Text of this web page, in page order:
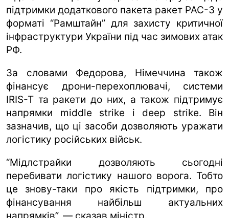
підтримки додаткового пакета ракет PAC-3 у
форматі “Рамштайн” для захисту критичної
інфраструктури України під час зимових атак
РФ.
За словами Федорова, Німеччина також
фінансує дрони-перехоплювачі, системи
IRIS-T та ракети до них, а також підтримує
напрямки middle strike і deep strike. Він
зазначив, що ці засоби дозволяють уражати
логістику російських військ.
“Мідлстрайки дозволяють сьогодні
перебивати логістику нашого ворога. Тобто
це знову-таки про якість підтримки, про
фінансування найбільш актуальних